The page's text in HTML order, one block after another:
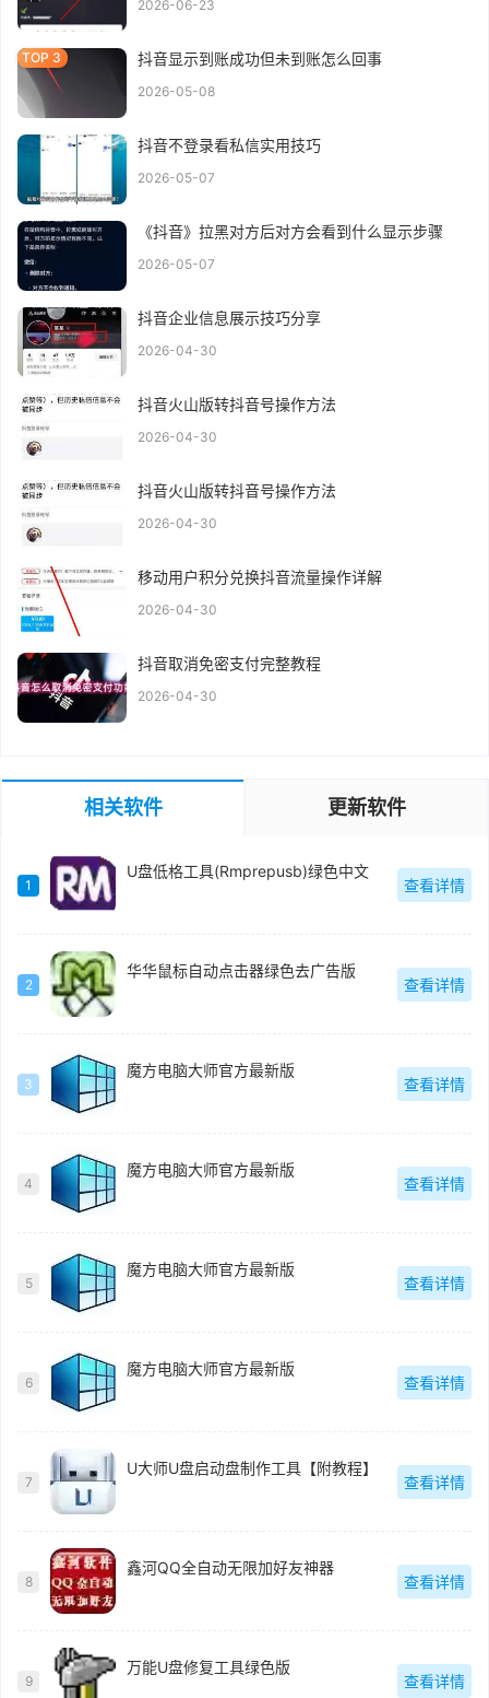
2026-06-23
抖音显示到账成功但未到账怎么回事
2026-05-08
抖音不登录看私信实用技巧
2026-05-07
《抖音》拉黑对方后对方会看到什么显示步骤
2026-05-07
抖音企业信息展示技巧分享
2026-04-30
抖音火山版转抖音号操作方法
2026-04-30
抖音火山版转抖音号操作方法
2026-04-30
移动用户积分兑换抖音流量操作详解
2026-04-30
抖音取消免密支付完整教程
2026-04-30
相关软件 更新软件
1
U盘低格工具(Rmprepusb)绿色中文
查看详情
2
华华鼠标自动点击器绿色去广告版
查看详情
3
魔方电脑大师官方最新版
查看详情
4
魔方电脑大师官方最新版
查看详情
5
魔方电脑大师官方最新版
查看详情
6
魔方电脑大师官方最新版
查看详情
7
U大师U盘启动盘制作工具【附教程】
查看详情
8
鑫河QQ全自动无限加好友神器
查看详情
9
万能U盘修复工具绿色版
查看详情